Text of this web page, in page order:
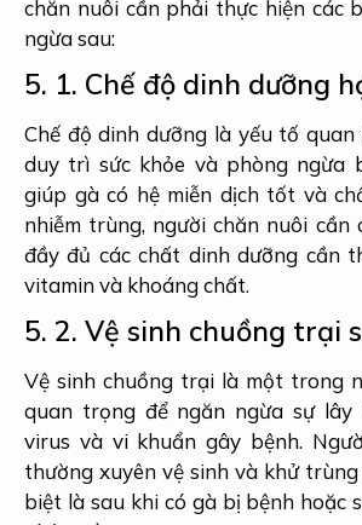
chăn nuôi cần phải thực hiện các
ngừa sau:
5. 1. Chế độ dinh dưỡng
Chế độ dinh dưỡng là yếu tố
duy trì sức khỏe và phòng ngừa
giúp gà có hệ miễn dịch tốt và
nhiễm trùng, người chăn nuôi cần
đầy đủ các chất dinh dưỡng cần
vitamin và khoáng chất.
5. 2. Vệ sinh chuồng trại
Vệ sinh chuồng trại là một trong
quan trọng để ngăn ngừa sự lây
virus và vi khuẩn gây bệnh.
thường xuyên vệ sinh và khử
biệt là sau khi có gà bị bệnh hoặc